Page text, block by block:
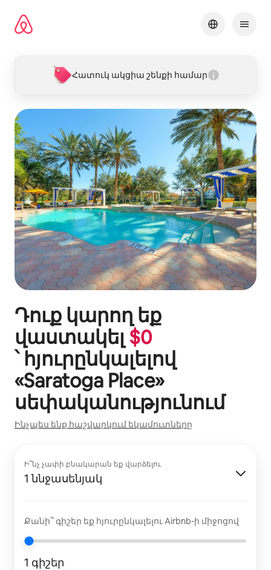
բովանդակությանը
Հատուկ ակցիա շենքի համար
Դուք կարող եք
վաստակել $0
՝ հյուրընկալելով
«Saratoga Place»
սեփականությունում
Ինչպես ենք հաշվարկում եկամուտները
Ի՞նչ չափի բնակարան եք վարձելու
1 ննջասենյակ
Քանի՞ գիշեր եք հյուրընկալելու Airbnb-ի միջոցով
1 գիշեր